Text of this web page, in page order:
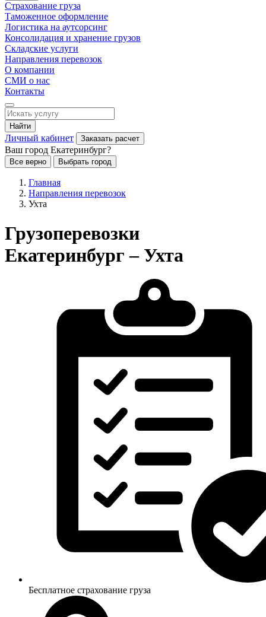
Страхование груза
Таможенное оформление
Логистика на аутсорсинг
Консолидация и хранение грузов
Складские услуги
Направления перевозок
О компании
СМИ о нас
Контакты
Найти
Личный кабинет Заказать расчет
Ваш город Екатеринбург?
Все верно Выбрать город
Главная
Направления перевозок
Ухта
Грузоперевозки
Екатеринбург – Ухта
Бесплатное страхование груза